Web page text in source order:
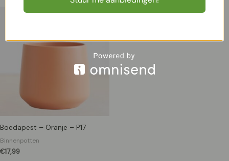
Boedapest – Oranje – P17
Binnenpotten
€17,99